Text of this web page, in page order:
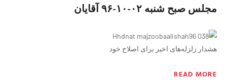
مجلس صبح شنبه ۰۲-۱۰-۹۶ آقایان
هشدار زلزله‌های اخیر برای اصلاح خود
READ MORE